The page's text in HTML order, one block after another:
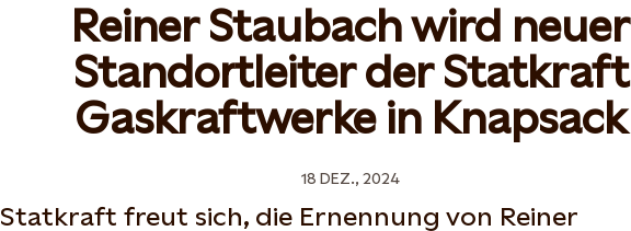
Reiner Staubach wird neuer
Standortleiter der Statkraft
Gaskraftwerke in Knapsack
18 DEZ., 2024
Statkraft freut sich, die Ernennung von Reiner